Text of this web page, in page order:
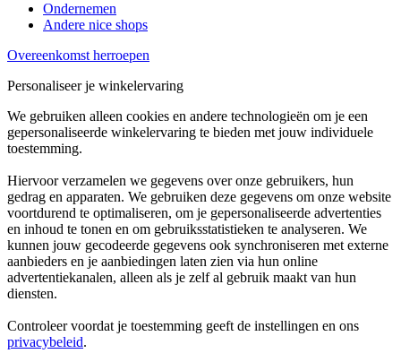
Ondernemen
Andere nice shops
Overeenkomst herroepen
Personaliseer je winkelervaring
We gebruiken alleen cookies en andere technologieën om je een
gepersonaliseerde winkelervaring te bieden met jouw individuele
toestemming.
Hiervoor verzamelen we gegevens over onze gebruikers, hun
gedrag en apparaten. We gebruiken deze gegevens om onze website
voortdurend te optimaliseren, om je gepersonaliseerde advertenties
en inhoud te tonen en om gebruiksstatistieken te analyseren. We
kunnen jouw gecodeerde gegevens ook synchroniseren met externe
aanbieders en je aanbiedingen laten zien via hun online
advertentiekanalen, alleen als je zelf al gebruik maakt van hun
diensten.
Controleer voordat je toestemming geeft de instellingen en ons
privacybeleid.